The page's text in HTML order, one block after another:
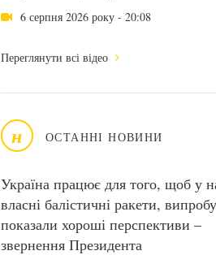
6 серпня 2026 року - 20:08
Переглянути всі відео
н ОСТАННІ НОВИНИ
Україна працює для того, щоб у
власні балістичні ракети,
показали хороші перспективи –
звернення Президента